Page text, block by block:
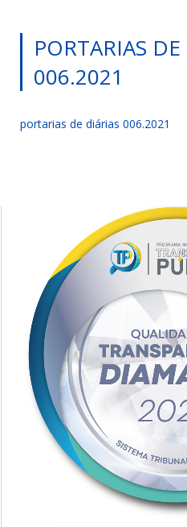
PORTARIAS
006.2021
portarias de diárias 006.2021